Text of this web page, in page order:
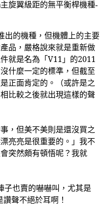
主旋翼級距的無平衡桿機種-
出的機種，但機體上的主要
品，嚴格說來就是重新做
就是名為「V11 」的2011
什麼一定的標準，但截至
正面肯定的。（或許是之
比較之後就出現這樣的聲
，但美不美則是還沒買之
亮亮是很重要的。」我不
突然頗有頓悟呢？我就
子也賣的嚇嚇叫，尤其是
聲不絕於耳啊！